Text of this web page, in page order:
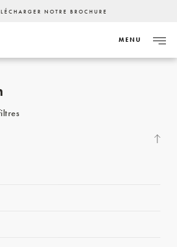
NOTRE BROCHURE
MENU